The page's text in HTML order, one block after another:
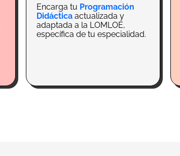
Encarga tu Programación
Didáctica actualizada y
adaptada a la LOMLOE,
específica de tu especialidad.